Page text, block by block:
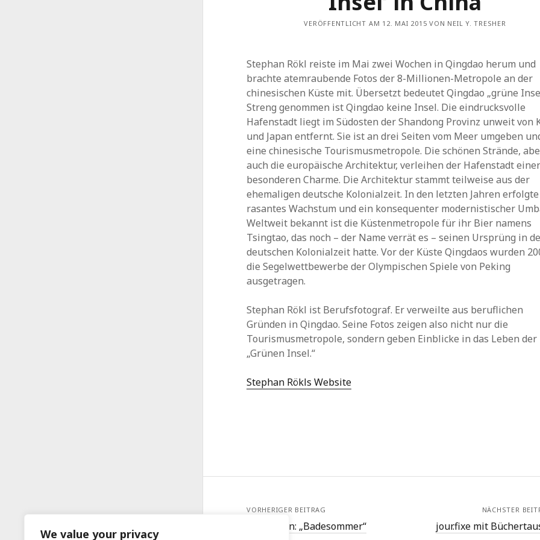
We value your privacy
VERÖFFENTLICHT AM 12. MAI 2015 VON NEIL Y. TRESHER
Stephan Rökl reiste im Mai zwei Wochen in Qingdao herum und
brachte atemraubende Fotos der 8-Millionen-Metropole an der
chinesischen Küste mit. Übersetzt bedeutet Qingdao „grüne
Streng genommen ist Qingdao keine Insel. Die eindrucksvolle
Hafenstadt liegt im Südosten der Shandong Provinz unweit von
und Japan entfernt. Sie ist an drei Seiten vom Meer umgeben
eine chinesische Tourismusmetropole. Die schönen Strände,
auch die europäische Architektur, verleihen der Hafenstadt
besonderen Charme. Die Architektur stammt teilweise aus der
ehemaligen deutsche Kolonialzeit. In den letzten Jahren
rasantes Wachstum und ein konsequenter modernistischer
Weltweit bekannt ist die Küstenmetropole für ihr Bier namens
Tsingtao, das noch – der Name verrät es – seinen Ursprüng in
deutschen Kolonialzeit hatte. Vor der Küste Qingdaos wurden
die Segelwettbewerbe der Olympischen Spiele von Peking
ausgetragen.
Stephan Rökl ist Berufsfotograf. Er verweilte aus beruflichen
Gründen in Qingdao. Seine Fotos zeigen also nicht nur die
Tourismusmetropole, sondern geben Einblicke in das Leben der
„Grünen Insel.“
Stephan Rökls Website
VORHERIGER BEITRAG
Preislesen: „Badesommer“
NÄCHSTER
jour.fixe mit